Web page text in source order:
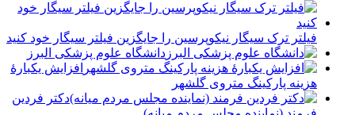
فیلتر ترک سیگار نیکوپرسین را جایگزین فیلتر سیگار خود کنید
دانشگاه علوم پزشکی البرز
افزایش یکبارۀ
هزینه پارکینگ متروی گلشهر
دكتر فردين